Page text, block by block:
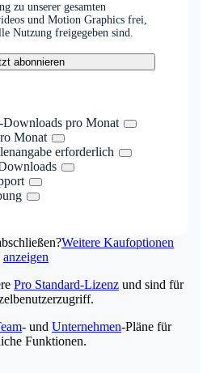
zu unserer gesamten
und Motion Graphics frei,
Nutzung freigegeben sind.
abonnieren
pro Monat
Monat
erforderlich
Weitere Kaufoptionen
anzeigen
Pro Standard-Lizenz und sind für
- und Unternehmen-Pläne für
Funktionen.